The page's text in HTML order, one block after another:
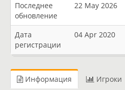
Последнее
обновление
22 May 2026
Дата
регистрации
04 Apr 2020
Информация Игроки